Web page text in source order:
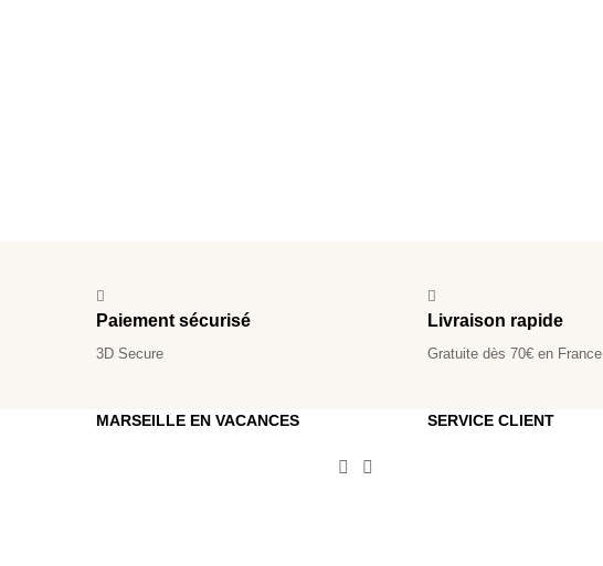
Paiement sécurisé
3D Secure
Livraison rapide
Gratuite dès 70€ en France
MARSEILLE EN VACANCES
 
SERVICE CLIENT